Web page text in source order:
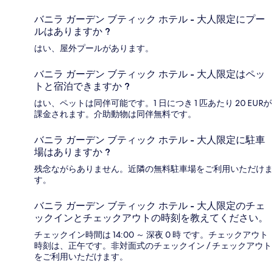
バニラ ガーデン ブティック ホテル - 大人限定にプー
ルはありますか ?
はい、屋外プールがあります。
バニラ ガーデン ブティック ホテル - 大人限定はペッ
トと宿泊できますか ?
はい、ペットは同伴可能です。1 日につき 1 匹あたり 20 EURが
課金されます。介助動物は同伴無料です。
バニラ ガーデン ブティック ホテル - 大人限定に駐車
場はありますか ?
残念ながらありません。近隣の無料駐車場をご利用いただけま
す。
バニラ ガーデン ブティック ホテル - 大人限定のチェ
ックインとチェックアウトの時刻を教えてください。
チェックイン時間は 14:00 ～ 深夜 0 時 です。チェックアウト
時刻は、正午です。非対面式のチェックイン / チェックアウト
をご利用いただけます。